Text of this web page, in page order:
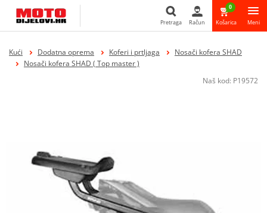
Pretraga
Pretraga Račun
0
Košarica Meni
Kući Dodatna oprema Koferi i prtljaga
Nosači kofera SHAD
Nosači kofera SHAD ( Top master )
Naš kod: P19572